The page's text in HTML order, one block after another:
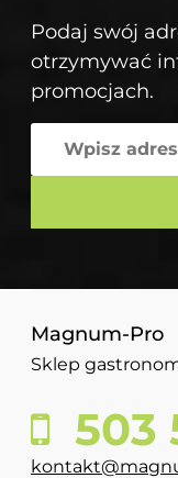
Podaj swój
otrzymywać
promocjach.
Magnum-Pro
Sklep
503